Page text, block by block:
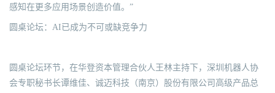
感知在更多应用场景创造价值。”
圆桌论坛：AI已成为不可或缺竞争力
圆桌论坛环节，在华登资本管理合伙人王林主持下，深圳机器人协
会专职秘书长谭维佳、诚迈科技（南京）股份有限公司高级产品总